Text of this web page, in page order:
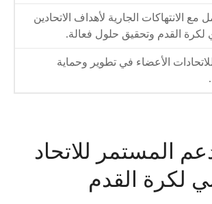
الانتهاكات الجارية لأهداف الاتحادين
لكرة القدم وتحقيق حلول فعالة.
الأعضاء في تطوير وحماية
المستمر للاتحاد
لكرة القدم